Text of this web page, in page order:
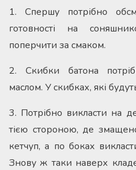
1. Спершу потрібно
готовності на
поперчити за смаком.
2. Скибки батона
маслом. У скибках, які
3. Потрібно викласти на
тією стороною, де
кетчуп, а по боках
Знову ж таки наверх